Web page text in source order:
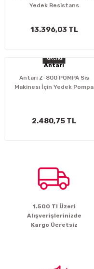
Yedek Resistans
13.396,03 TL
Tükendi
Antari
Antari Z-800 POMPA Sis
Makinesı İçin Yedek Pompa
2.480,75 TL
1.500 Tl Üzeri
Alışverişlerinizde
Kargo Ücretsiz